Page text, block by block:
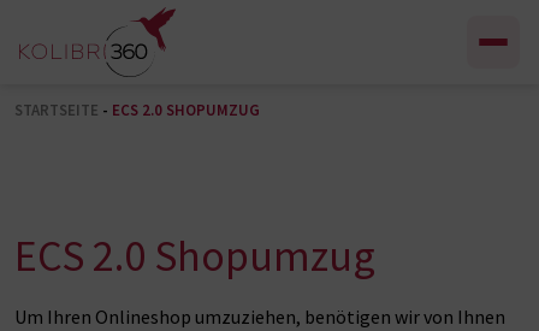
Zum Inhalt springen
STARTSEITE - ECS 2.0 SHOPUMZUG
ECS 2.0 Shopumzug
Um Ihren Onlineshop umzuziehen, benötigen wir von Ihnen